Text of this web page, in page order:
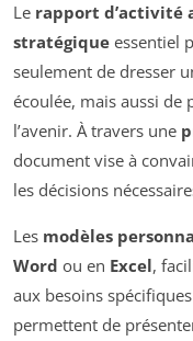
Le rapport d’activité
stratégique essentiel
seulement de dresser
écoulée, mais aussi
l’avenir. À travers une
document vise à
les décisions
Les modèles
Word ou en Excel,
aux besoins
permettent de